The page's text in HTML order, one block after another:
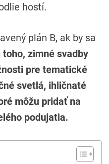
hostí.
plán B, ak by sa
toho, zimné svadby
pre tematické
svetlá, ihličnaté
môžu pridať na
podujatia.